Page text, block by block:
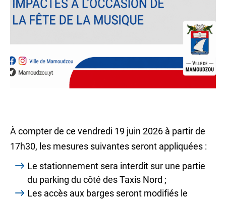
À compter de ce vendredi 19 juin 2026 à partir de
17h30, les mesures suivantes seront appliquées :
Le stationnement sera interdit sur une partie
du parking du côté des Taxis Nord ;
Les accès aux barges seront modifiés le